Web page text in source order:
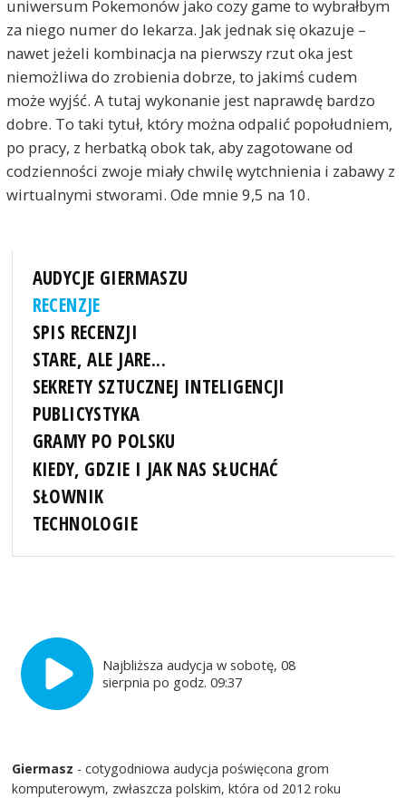
uniwersum Pokemonów jako cozy game to wybrałbym
za niego numer do lekarza. Jak jednak się okazuje –
nawet jeżeli kombinacja na pierwszy rzut oka jest
niemożliwa do zrobienia dobrze, to jakimś cudem
może wyjść. A tutaj wykonanie jest naprawdę bardzo
dobre. To taki tytuł, który można odpalić popołudniem,
po pracy, z herbatką obok tak, aby zagotowane od
codzienności zwoje miały chwilę wytchnienia i zabawy z
wirtualnymi stworami. Ode mnie 9,5 na 10.
AUDYCJE GIERMASZU
RECENZJE
SPIS RECENZJI
STARE, ALE JARE...
SEKRETY SZTUCZNEJ INTELIGENCJI
PUBLICYSTYKA
GRAMY PO POLSKU
KIEDY, GDZIE I JAK NAS SŁUCHAĆ
SŁOWNIK
TECHNOLOGIE
Najbliższa audycja w sobotę, 08
sierpnia po godz. 09:37
Giermasz - cotygodniowa audycja poświęcona grom
komputerowym, zwłaszcza polskim, która od 2012 roku